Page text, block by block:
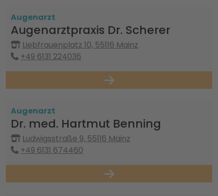
Augenarzt
Augenarztpraxis Dr. Scherer
Liebfrauenplatz 10, 55116 Mainz
+49 6131 224036
Augenarzt
Dr. med. Hartmut Benning
Ludwigsstraße 9, 55116 Mainz
+49 6131 674460